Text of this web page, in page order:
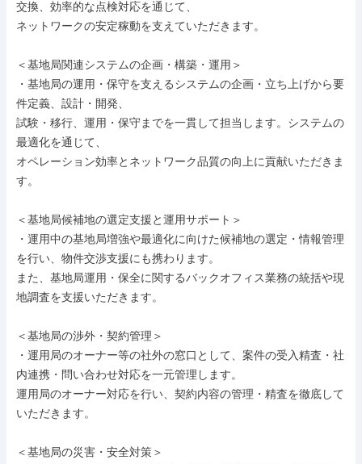
交換、効率的な点検対応を通じて、
ネットワークの安定稼動を支えていただきます。
＜基地局関連システムの企画・構築・運用＞
・基地局の運用・保守を支えるシステムの企画・立ち上げから要
件定義、設計・開発、
試験・移行、運用・保守までを一貫して担当します。システムの
最適化を通じて、
オペレーション効率とネットワーク品質の向上に貢献いただきま
す。
＜基地局候補地の選定支援と運用サポート＞
・運用中の基地局増強や最適化に向けた候補地の選定・情報管理
を行い、物件交渉支援にも携わります。
また、基地局運用・保全に関するバックオフィス業務の統括や現
地調査を支援いただきます。
＜基地局の渉外・契約管理＞
・運用局のオーナー等の社外の窓口として、案件の受入精査・社
内連携・問い合わせ対応を一元管理します。
運用局のオーナー対応を行い、契約内容の管理・精査を徹底して
いただきます。
＜基地局の災害・安全対策＞